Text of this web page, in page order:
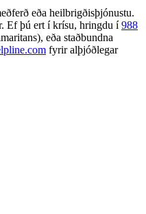
eða heilbrigðisþjónustu.
Ef þú ert í krísu, hringdu í 988
eða staðbundna
fyrir alþjóðlegar